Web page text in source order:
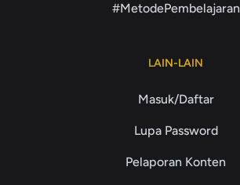
#MetodePembelajaran
LAIN-LAIN
Masuk/Daftar
Lupa Password
Pelaporan Konten